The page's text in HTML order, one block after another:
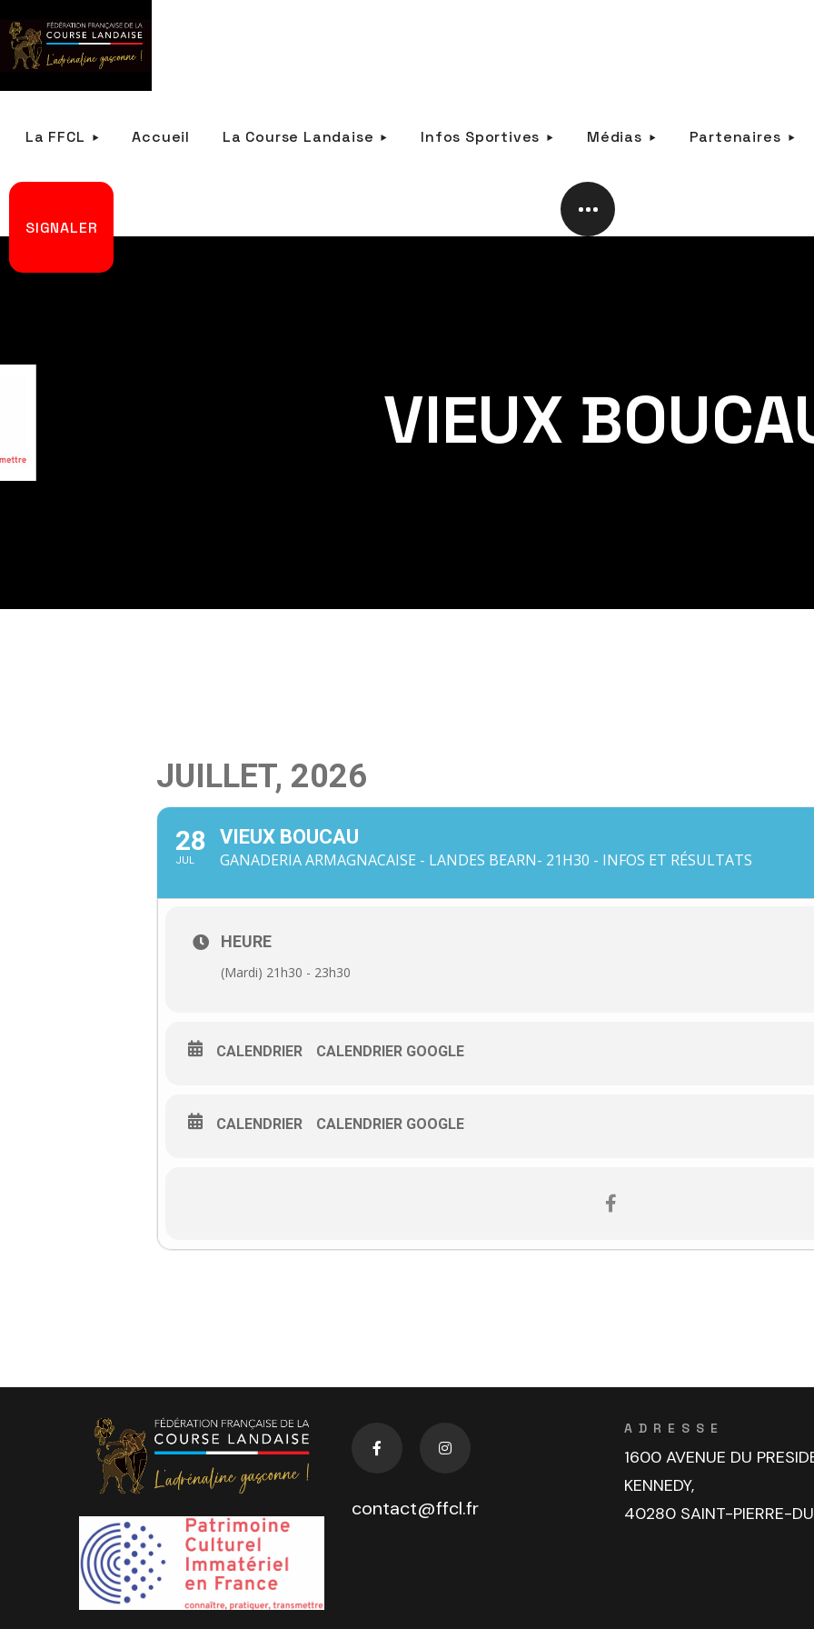
La FFCL Accueil La Course Landaise Infos Sportives Médias Partenaires
SIGNALER
VIEUX
JUILLET, 2026
28
JUL
VIEUX BOUCAU
GANADERIA ARMAGNACAISE - LANDES BEARN- 21H30 - INFOS ET RÉSULTATS
HEURE
(Mardi) 21h30 - 23h30
CALENDRIER CALENDRIER GOOGLE
CALENDRIER CALENDRIER GOOGLE
contact@ffcl.fr
ADRESSE
1600 AVENUE DU
KENNEDY,
40280 SAINT-PIERRE-